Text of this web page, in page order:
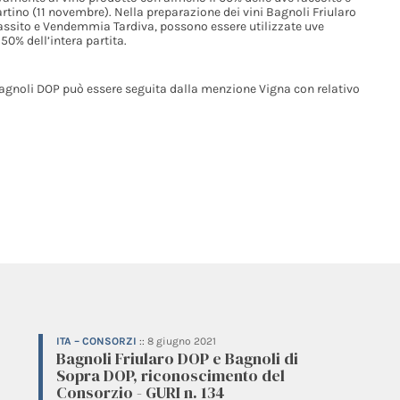
(11 novembre). Nella preparazione dei vini Bagnoli Friularo
e Vendemmia Tardiva, possono essere utilizzate uve
dell’intera partita.
DOP può essere seguita dalla menzione Vigna con relativo
ITA – CONSORZI ::8 giugno 2021
Bagnoli Friularo DOP e Bagnoli di
Sopra DOP, riconoscimento del
Consorzio - GURI n. 134